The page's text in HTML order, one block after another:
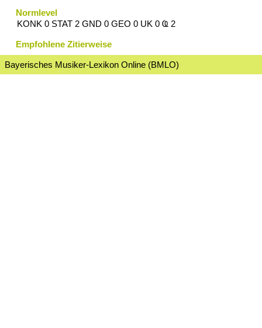
Normlevel
KONK 0 STAT 2 GND 0 GEO 0 UK 0 Ҩ 2
Empfohlene Zitierweise
Bayerisches Musiker-Lexikon Online (BMLO)